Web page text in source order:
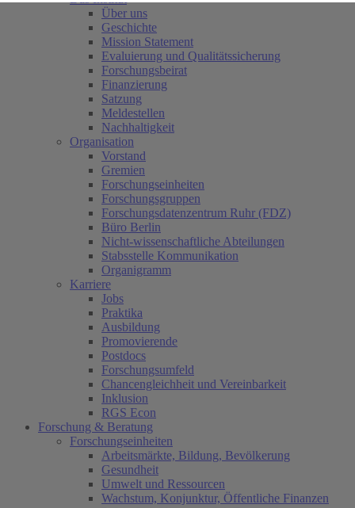
Über uns
Geschichte
Mission Statement
Evaluierung und Qualitätssicherung
Forschungsbeirat
Finanzierung
Satzung
Meldestellen
Nachhaltigkeit
Organisation
Vorstand
Gremien
Forschungseinheiten
Forschungsgruppen
Forschungsdatenzentrum Ruhr (FDZ)
Büro Berlin
Nicht-wissenschaftliche Abteilungen
Stabsstelle Kommunikation
Organigramm
Karriere
Jobs
Praktika
Ausbildung
Promovierende
Postdocs
Forschungsumfeld
Chancengleichheit und Vereinbarkeit
Inklusion
RGS Econ
Forschung & Beratung
Forschungseinheiten
Arbeitsmärkte, Bildung, Bevölkerung
Gesundheit
Umwelt und Ressourcen
Wachstum, Konjunktur, Öffentliche Finanzen